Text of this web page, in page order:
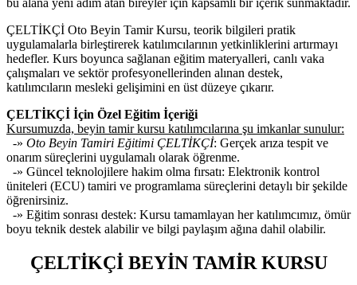
bu alana yeni adım atan bireyler için kapsamlı bir içerik sunmaktadır.
ÇELTİKÇİ Oto Beyin Tamir Kursu, teorik bilgileri pratik
uygulamalarla birleştirerek katılımcılarının yetkinliklerini artırmayı
hedefler. Kurs boyunca sağlanan eğitim materyalleri, canlı vaka
çalışmaları ve sektör profesyonellerinden alınan destek,
katılımcıların mesleki gelişimini en üst düzeye çıkarır.
ÇELTİKÇİ İçin Özel Eğitim İçeriği
Kursumuzda, beyin tamir kursu katılımcılarına şu imkanlar sunulur:
-» Oto Beyin Tamiri Eğitimi ÇELTİKÇİ: Gerçek arıza tespit ve
onarım süreçlerini uygulamalı olarak öğrenme.
-» Güncel teknolojilere hakim olma fırsatı: Elektronik kontrol
üniteleri (ECU) tamiri ve programlama süreçlerini detaylı bir şekilde
öğrenirsiniz.
-» Eğitim sonrası destek: Kursu tamamlayan her katılımcımız, ömür
boyu teknik destek alabilir ve bilgi paylaşım ağına dahil olabilir.
ÇELTİKÇİ BEYİN TAMİR KURSU